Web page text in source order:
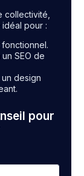
collectivité,
pour :
SEO de
design
pour